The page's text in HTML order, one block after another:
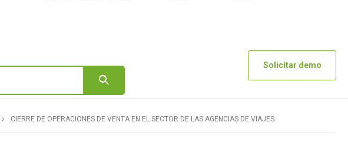
Solicitar demo
CIERRE DE OPERACIONES DE VENTA EN EL SECTOR DE LAS AGENCIAS DE VIAJES